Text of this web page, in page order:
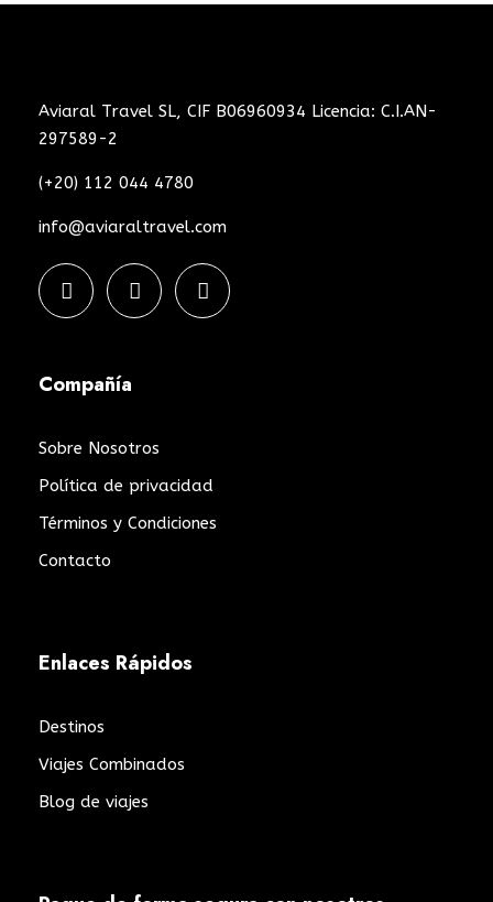
Aviaral Travel SL, CIF B06960934 Licencia: C.I.AN-
297589-2
(+20) 112 044 4780
info@aviaraltravel.com
Compañía
Sobre Nosotros
Política de privacidad
Términos y Condiciones
Contacto
Enlaces Rápidos
Destinos
Viajes Combinados
Blog de viajes